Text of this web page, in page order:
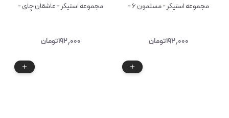
مجموعه استیکر - مسلمون ۶ -
۱۹۲٫۰۰۰تومان
مجموعه استیکر - عاشقان چای -
۱۹۲٫۰۰۰تومان